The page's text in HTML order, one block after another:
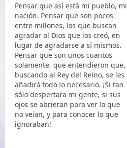
Pensar que así está mi pueblo, mi
nación. Pensar que son pocos
entre millones, los que buscan
agradar al Dios que los creó, en
lugar de agradarse a sí mismos.
Pensar que son unos cuantos
solamente, que entendieron que,
buscando al Rey del Reino, se les
añadirá todo lo necesario. ¡Si tan
sólo despertara mi gente, si sus
ojos se abrieran para ver lo que
no veían, y para conocer lo que
ignoraban!